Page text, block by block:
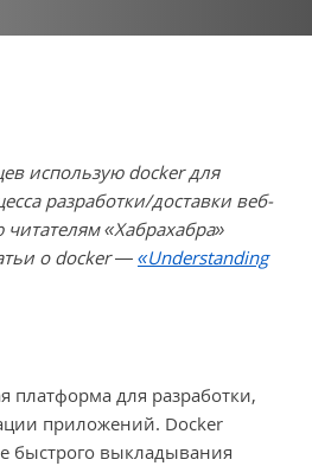
использую docker для
разработки/доставки веб-
«Хабрахабра»
о docker — «Understanding
платформа для разработки,
приложений. Docker
быстрого выкладывания